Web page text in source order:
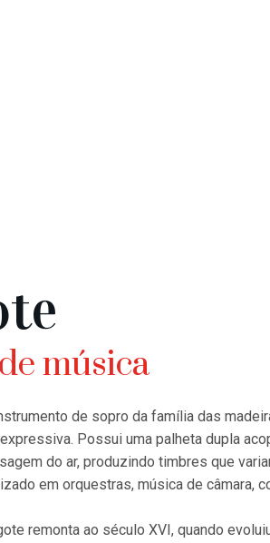
música
de sopro da família das
Possui uma palheta dupla
do ar, produzindo timbres que
em orquestras, música de câmara,
remonta ao século XVI, quando